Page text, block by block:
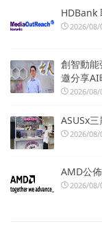
HDBank
2026/08/
創智動
邀分享AI
2026/08/
ASUSx
2026/08/
AMD公
2026/08/